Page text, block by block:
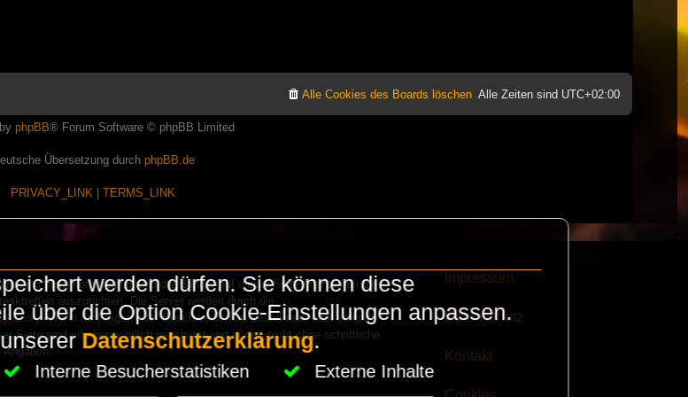
Alle Zeiten sind UTC+02:00
Alle Cookies des Boards löschen
phpBB® Forum Software © phpBB Limited
Übersetzung durch phpBB.de
PRIVACY_LINK TERMS_LINK
sind nicht kommerziell und die Banner auf dieser Seite finanzieren die
auszurichten. Die Server werden durch die
. Wenn Ihr Fragen oder Beschwerden zu LaserFreak habt schickt
Seite sind urheberrechtlich geschützt und dürfen nicht ohne schriftliche
Angaben.
Impressum
Datenschutz
Kontakt
werden dürfen. Sie können diese
über die Option Cookie-Einstellungen anpassen.
Datenschutzerklärung.
Interne Besucherstatistiken Externe Inhalte